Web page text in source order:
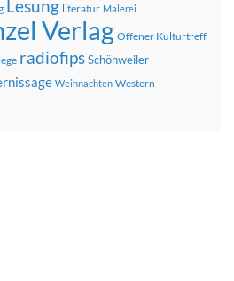
Lesung literatur Malerei
Verlag Offener Kulturtreff
radiofipsSchönweiler
Weihnachten Western